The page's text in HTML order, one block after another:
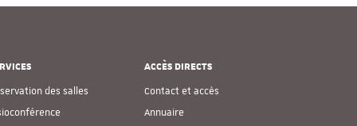
des salles
ACCÈS DIRECTS
Contact et accès
Annuaire